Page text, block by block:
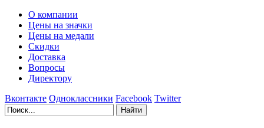
О компании
Цены на значки
Цены на медали
Скидки
Доставка
Вопросы
Директору
Вконтакте Одноклассники Facebook Twitter